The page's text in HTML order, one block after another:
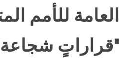
العامة للأمم
"قراراتٍ